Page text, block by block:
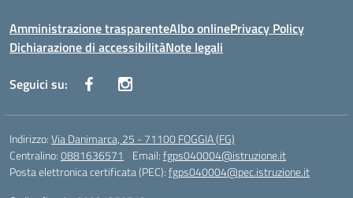
Amministrazione trasparenteAlbo onlinePrivacy Policy
Dichiarazione di accessibilitàNote legali
Seguici su:
Indirizzo:Via Danimarca, 25 - 71100 FOGGIA (FG)
Centralino:0881636571 Email:fgps040004@istruzione.it
Posta elettronica certificata (PEC):fgps040004@pec.istruzione.it